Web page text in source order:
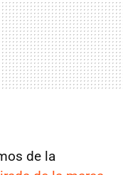
de la